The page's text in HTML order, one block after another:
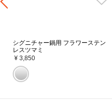
シグニチャー鍋用 フラワーステン
レスツマミ
¥ 3,850